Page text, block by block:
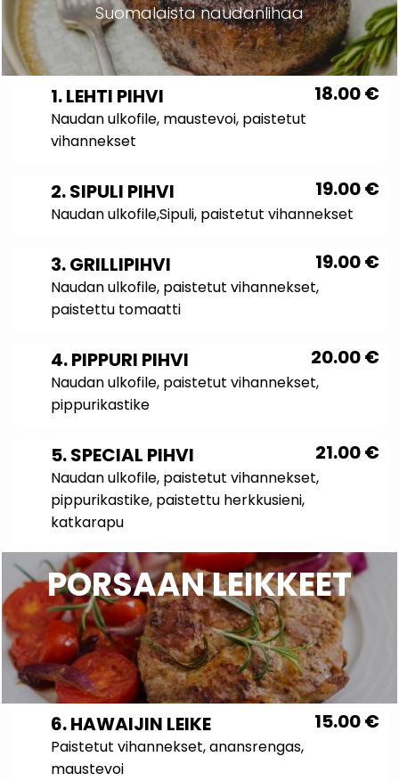
Suomalaista naudanlihaa
18.00€
1. LEHTI PIHVI
Naudan ulkofile, maustevoi, paistetut
vihannekset
19.00€
2. SIPULI PIHVI
Naudan ulkofile,Sipuli, paistetut vihannekset
19.00€
3. GRILLIPIHVI
Naudan ulkofile, paistetut vihannekset,
paistettu tomaatti
20.00€
4. PIPPURI PIHVI
Naudan ulkofile, paistetut vihannekset,
pippurikastike
21.00€
5. SPECIAL PIHVI
Naudan ulkofile, paistetut vihannekset,
pippurikastike, paistettu herkkusieni,
katkarapu
PORSAAN LEIKKEET
15.00€
6. HAWAIJIN LEIKE
Paistetut vihannekset, anansrengas,
maustevoi